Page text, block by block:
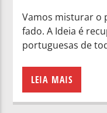
Vamos misturar o
fado. A Ideia é
portuguesas de
LEIA MAIS